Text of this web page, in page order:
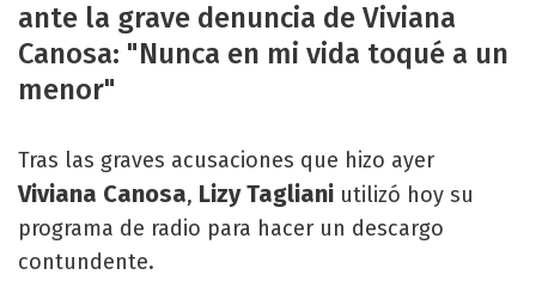
ante la grave denuncia de Viviana
Canosa: "Nunca en mi vida toqué a un
menor"
Tras las graves acusaciones que hizo ayer
Viviana Canosa, Lizy Tagliani utilizó hoy su
programa de radio para hacer un descargo
contundente.